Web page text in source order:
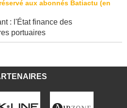
: l'État finance des
portuaires